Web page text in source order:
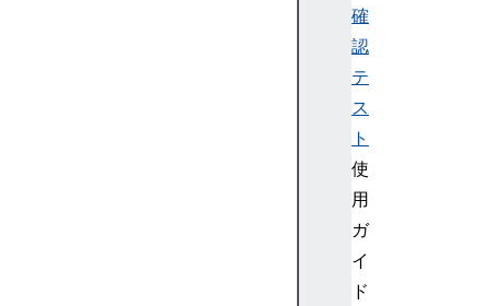
確
認
テ
ス
ト
使
用
ガ
イ
ド